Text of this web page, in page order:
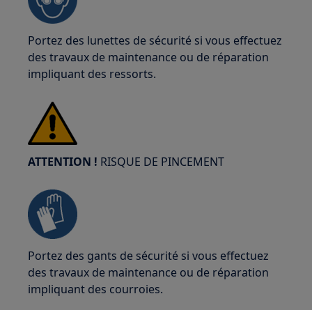
Portez des lunettes de sécurité si vous effectuez
des travaux de maintenance ou de réparation
impliquant des ressorts.
ATTENTION ! RISQUE DE PINCEMENT
Portez des gants de sécurité si vous effectuez
des travaux de maintenance ou de réparation
impliquant des courroies.